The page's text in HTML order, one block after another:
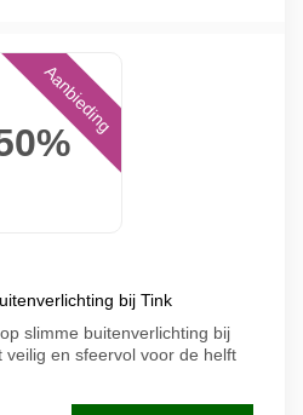
Aanbieding
bij Tink
slimme buitenverlichting bij
veilig en sfeervol voor de helft